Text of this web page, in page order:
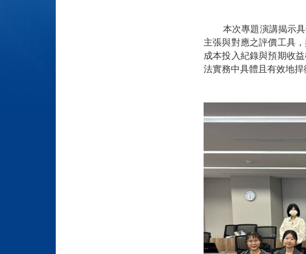
本次專題演講揭示
主張與對應之評價工具
成本投入紀錄與預期收
法實務中具體且有效地捍